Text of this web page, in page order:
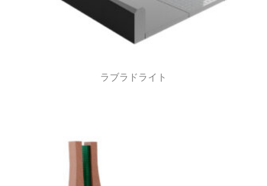
ラブラドライト